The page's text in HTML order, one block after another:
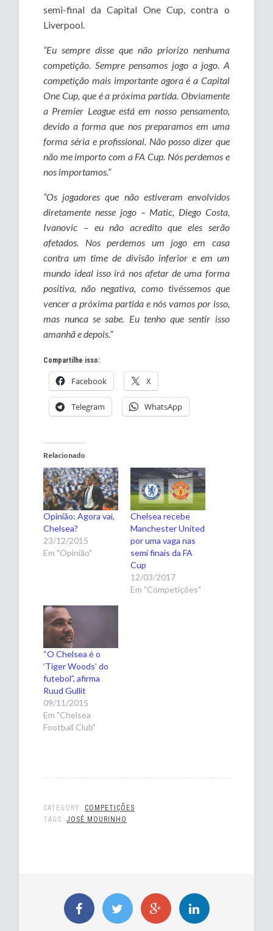
semi-final da Capital One Cup, contra o
Liverpool.
“Eu sempre disse que não priorizo nenhuma
competição. Sempre pensamos jogo a jogo. A
competição mais importante agora é a Capital
One Cup, que é a próxima partida. Obviamente
a Premier League está em nosso pensamento,
devido a forma que nos preparamos em uma
forma séria e profissional. Não posso dizer que
não me importo com a FA Cup. Nós perdemos e
nos importamos.”
“Os jogadores que não estiveram envolvidos
diretamente nesse jogo – Matic, Diego Costa,
Ivanovic – eu não acredito que eles serão
afetados. Nos perdemos um jogo em casa
contra um time de divisão inferior e em um
mundo ideal isso irá nos afetar de uma forma
positiva, não negativa, como tivéssemos que
vencer a próxima partida e nós vamos por isso,
mas nunca se sabe. Eu tenho que sentir isso
amanhã e depois.”
Compartilhe isso:
Facebook X
Telegram WhatsApp
Relacionado
Opinião: Agora vai,
Chelsea?
23/12/2015
Em "Opinião"
Chelsea recebe
Manchester United
por uma vaga nas
semi finais da FA
Cup
12/03/2017
Em "Competições"
“O Chelsea é o
‘Tiger Woods’ do
futebol”, afirma
Ruud Gullit
09/11/2015
Em "Chelsea
Football Club"
CATEGORY: COMPETIÇÕES
TAGS:JOSÉ MOURINHO